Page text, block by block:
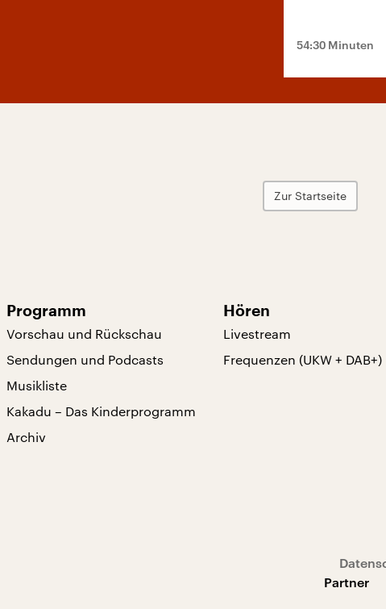
54:30 Minuten
Zur Startseite
Programm
Vorschau und Rückschau
Sendungen und Podcasts
Musikliste
Kakadu – Das Kinderprogramm
Archiv
Hören
Livestream
Frequenzen (UKW + DAB+)
Partner